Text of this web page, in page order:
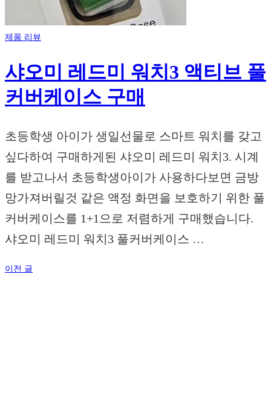
제품 리뷰
샤오미 레드미 워치3 액티브 풀
커버케이스 구매
초등학생 아이가 생일선물로 스마트 워치를 갖고
싶다하여 구매하게된 샤오미 레드미 워치3. 시계
를 받고나서 초등학생아이가 사용하다보면 금방
망가져버릴것 같은 액정 화면을 보호하기 위한 풀
커버케이스를 1+1으로 저렴하게 구매했습니다.
샤오미 레드미 워치3 풀커버케이스 …
글
이전 글